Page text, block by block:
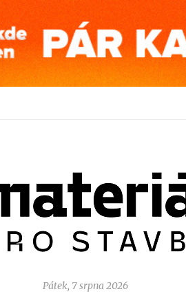
Pátek, 7 srpna 2026